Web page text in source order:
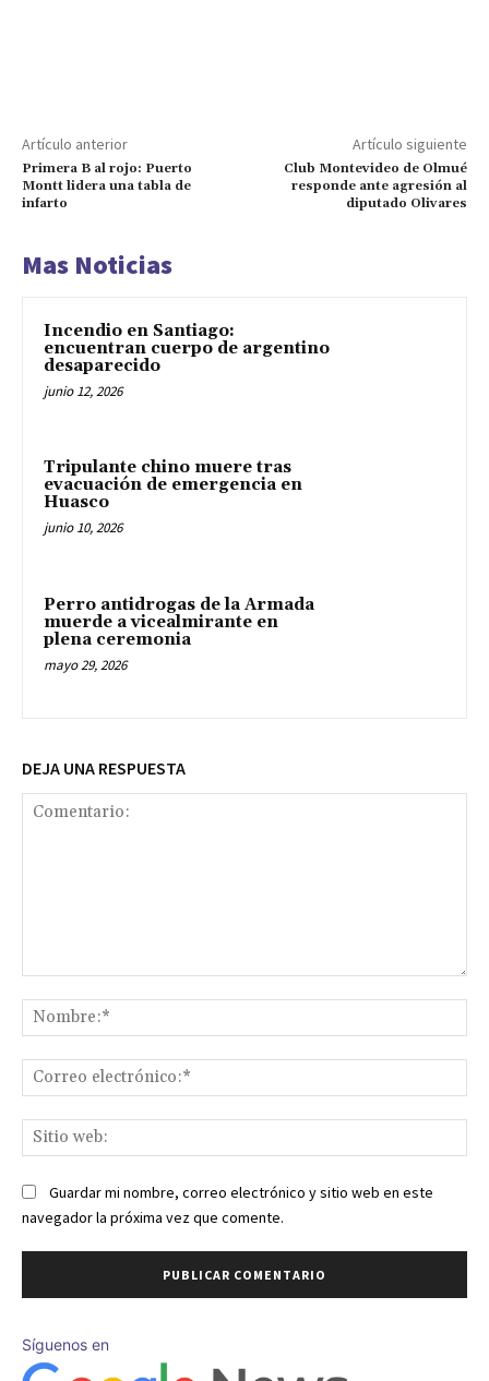
Artículo anterior
Primera B al rojo: Puerto
Montt lidera una tabla de
infarto
Artículo siguiente
Club Montevideo de Olmué
responde ante agresión al
diputado Olivares
Mas Noticias
Incendio en Santiago:
encuentran cuerpo de argentino
desaparecido
junio 12, 2026
Tripulante chino muere tras
evacuación de emergencia en
Huasco
junio 10, 2026
Perro antidrogas de la Armada
muerde a vicealmirante en
plena ceremonia
mayo 29, 2026
DEJA UNA RESPUESTA
Guardar mi nombre, correo electrónico y sitio web en este
navegador la próxima vez que comente.
Síguenos en